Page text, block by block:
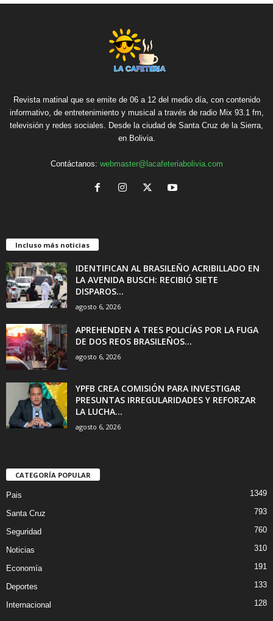
Revista matinal que se emite de 06 a 12 del medio día, con contenido
informativo, de entretenimiento y musical a través de radio Mix 93.1 fm,
televisión y redes sociales. Desde la ciudad de Santa Cruz de la Sierra,
en Bolivia.
Contáctanos: webmaster@lacafeteriabolivia.com
Incluso más noticias
IDENTIFICAN AL BRASILEÑO ACRIBILLADO EN
LA AVENIDA BUSCH: RECIBIÓ SIETE
DISPAROS...
agosto 6, 2026
APREHENDEN A TRES POLICÍAS POR LA FUGA
DE DOS REOS BRASILEÑOS...
agosto 6, 2026
YPFB CREA COMISIÓN PARA INVESTIGAR
PRESUNTAS IRREGULARIDADES Y REFORZAR
LA LUCHA...
agosto 6, 2026
CATEGORÍA POPULAR
Pais 1349
Santa Cruz 793
Seguridad 760
Noticias 310
Economía 191
Deportes 133
Internacional 128